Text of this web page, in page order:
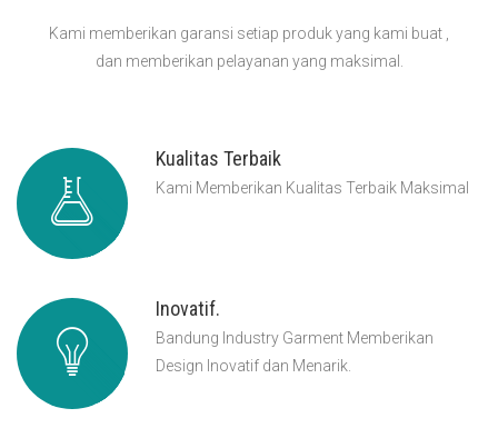
Kami memberikan garansi setiap produk yang kami buat ,
dan memberikan pelayanan yang maksimal.
Kualitas Terbaik
Kami Memberikan Kualitas Terbaik Maksimal
Inovatif.
Bandung Industry Garment Memberikan
Design Inovatif dan Menarik.